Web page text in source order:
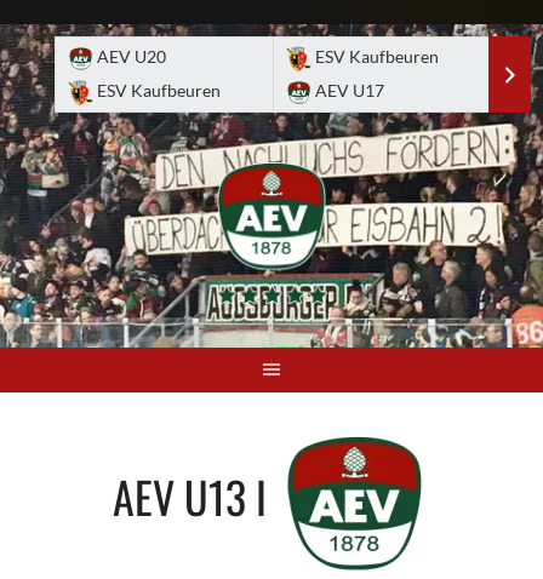
to
content
AEV U20
ESV Kaufbeuren
ESV Kaufbeuren
AEV U17
AEV U13 I